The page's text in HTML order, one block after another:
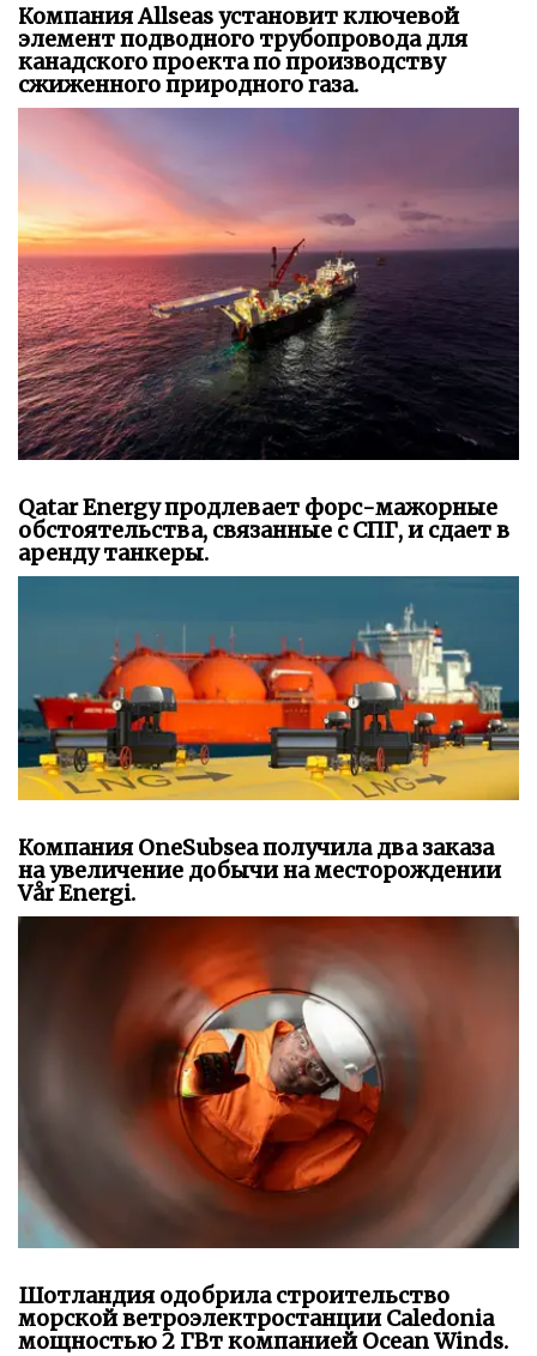
Компания Allseas установит ключевой
элемент подводного трубопровода для
канадского проекта по производству
сжиженного природного газа.
Qatar Energy продлевает форс-мажорные
обстоятельства, связанные с СПГ, и сдает в
аренду танкеры.
Компания OneSubsea получила два заказа
на увеличение добычи на месторождении
Vår Energi.
Шотландия одобрила строительство
морской ветроэлектростанции Caledonia
мощностью 2 ГВт компанией Ocean Winds.